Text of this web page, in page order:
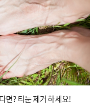
면? 티눈 제거 하세요!